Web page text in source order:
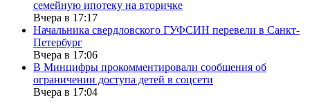
семейную ипотеку на вторичке
Вчера в 17:17
Начальника свердловского ГУФСИН перевели в Санкт-
Петербург
Вчера в 17:06
В Минцифры прокомментировали сообщения об
ограничении доступа детей в соцсети
Вчера в 17:04